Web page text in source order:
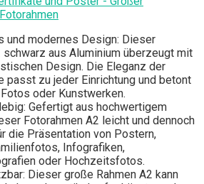
und modernes Design: Dieser
schwarz aus Aluminium überzeugt mit
Design. Die Eleganz der
passt zu jeder Einrichtung und betont
oder Kunstwerken.
Gefertigt aus hochwertigem
Fotorahmen A2 leicht und dennoch
die Präsentation von Postern,
Infografiken,
oder Hochzeitsfotos.
Dieser große Rahmen A2 kann